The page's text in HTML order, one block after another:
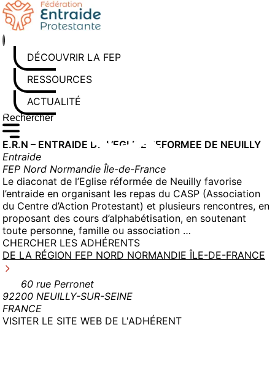
Aller
au
contenu
DÉCOUVRIR LA FEP
RESSOURCES
ACTUALITÉS
Rechercher sur le site
Saisissez au moins 3 caractères pour lancer la recherche
E.R.N – ENTRAIDE DE L’EGLISE REFORMEE DE NEUILLY
Entraide
FEP Nord Normandie Île-de-France
Le diaconat de l’Eglise réformée de Neuilly favorise
l’entraide en organisant les repas du CASP (Association
du Centre d’Action Protestant) et plusieurs rencontres, en
proposant des cours d’alphabétisation, en soutenant
toute personne, famille ou association …
CHERCHER LES ADHÉRENTS
DE LA RÉGION FEP NORD NORMANDIE ÎLE-DE-FRANCE
60 rue Perronet
92200 NEUILLY-SUR-SEINE
FRANCE
VISITER LE SITE WEB DE L'ADHÉRENT(NOUVELLE